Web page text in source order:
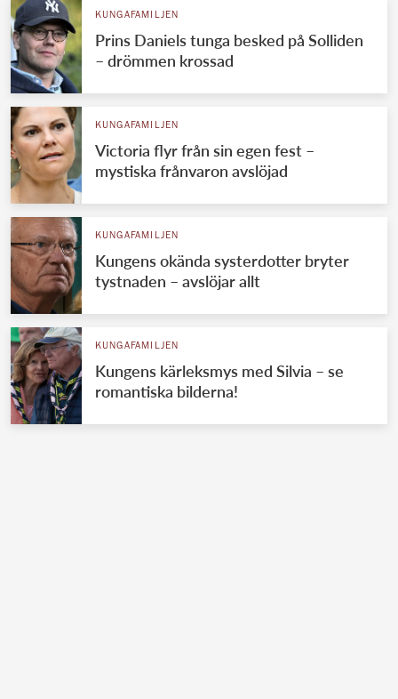
KUNGAFAMILJEN
Prins Daniels tunga besked på Solliden
– drömmen krossad
KUNGAFAMILJEN
Victoria flyr från sin egen fest –
mystiska frånvaron avslöjad
KUNGAFAMILJEN
Kungens okända systerdotter bryter
tystnaden – avslöjar allt
KUNGAFAMILJEN
Kungens kärleksmys med Silvia – se
romantiska bilderna!